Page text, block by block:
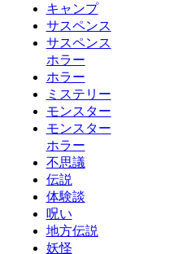
キャンプ
サスペンス
サスペンス
ホラー
ホラー
ミステリー
モンスター
モンスター
ホラー
不思議
伝説
体験談
呪い
地方伝説
妖怪